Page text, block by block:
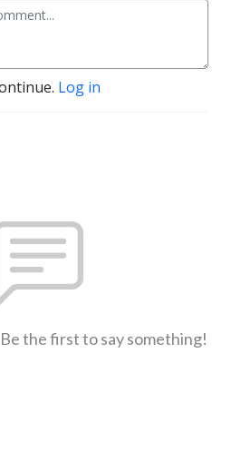
Log in
the first to say something!